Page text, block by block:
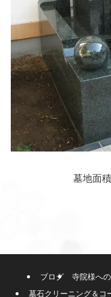
墓地面
ブログ 寺院様へ
墓石クリーニング＆コ